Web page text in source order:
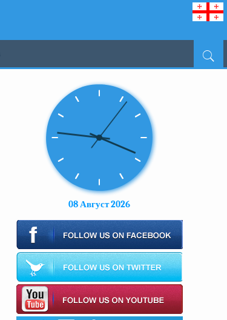
08 Август 2026